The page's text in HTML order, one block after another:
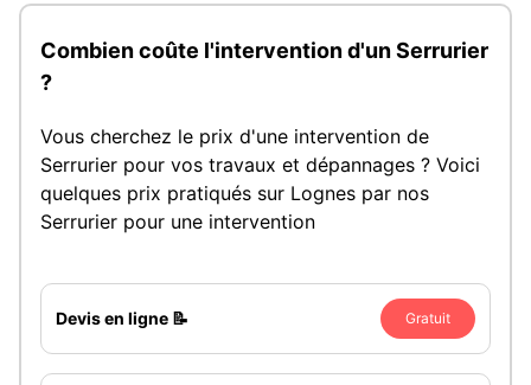
Combien coûte l'intervention d'un Serrurier
?
Vous cherchez le prix d'une intervention de
Serrurier pour vos travaux et dépannages ? Voici
quelques prix pratiqués sur Lognes par nos
Serrurier pour une intervention
Devis en ligne 📝 Gratuit